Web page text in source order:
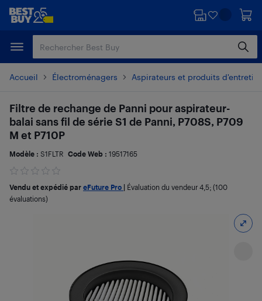
Passer
principal
Passer
Accueil Électroménagers Aspirateurs et produits
Filtre de rechange de Panni pour aspirateur-
balai sans fil de série S1 de Panni, P708S, P709
M et P710P
Modèle : S1FLTR Code Web : 19517165
Vendu et expédié par eFuture Pro Évaluation du vendeur 4,5; (100
évaluations)